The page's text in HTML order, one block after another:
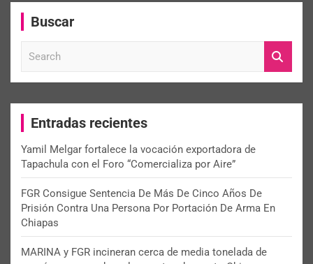
Buscar
c
Entradas recientes
Yamil Melgar fortalece la vocación exportadora de
Tapachula con el Foro “Comercializa por Aire”
FGR Consigue Sentencia De Más De Cinco Años De
Prisión Contra Una Persona Por Portación De Arma En
Chiapas
MARINA y FGR incineran cerca de media tonelada de